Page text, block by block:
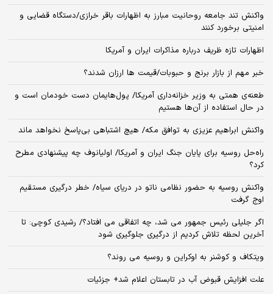
واکنش تند جامعه روحانیت مبارز به اظهارات باقر خرازی/دستگاه قضایی و
امنیتی برخورد کنند
اظهارات تازه ظریف درباره مذاکرات ایران و آمریکا
خبر مهم از بازار برنج و حبوبات/قیمت ها ارزان شدند؟
طعنه‌ی‌ همتی به وزیر خزانه‌داری آمریکا/ پول‌هایمان دست خودمان است و
در حال استفاده از آن‌ها هستیم
واکنش ابراهیم عزیزی به توافق مکه/ هیچ اشتباهی بی‌پاسخ نخواهد ماند
راه‌حل روسیه برای پایان جنگ ایران و آمریکا/ اولیانوف چه پیشنهادی مطرح
کرد؟
واکنش روسیه به حضور نظامی ناتو در دریای سیاه/ خطر درگیری مستقیم
اوج گرفت
اگر جلیلی رئیس جمهور می شد، چه اتفاقی می افتاد؟/ رشیدی کوچی: تا
آخرین لحظه تلاش کردیم از درگیری جلوگیری شود
ویتکاف و کوشنر به اوکراین و روسیه می روند؟
علت افزایش قبوض آب در تابستان اعلام شد+ جزئیات